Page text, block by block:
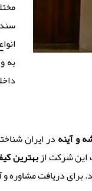
به
و آینه در ایران
این شرکت ازبهترین
برای دریافت مشاوره و